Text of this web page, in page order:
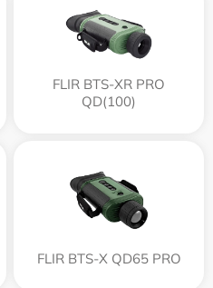
FLIR BTS-XR PRO
QD(100)
FLIR BTS-X QD65 PRO